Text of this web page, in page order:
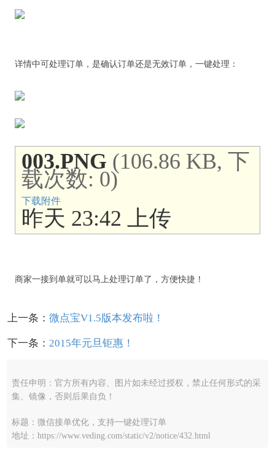
详情中可处理订单，是确认订单还是无效订单，一键处理：
003.PNG (106.86 KB, 下
载次数: 0)
下载附件
昨天 23:42 上传
商家一接到单就可以马上处理订单了，方便快捷！
上一条： 微点宝V1.5版本发布啦！
下一条： 2015年元旦钜惠！
责任申明：官方所有内容、图片如未经过授权，禁止任何形式的采
集、镜像，否则后果自负！
标题：微信接单优化，支持一键处理订单
地址：https://www.veding.com/static/v2/notice/432.html